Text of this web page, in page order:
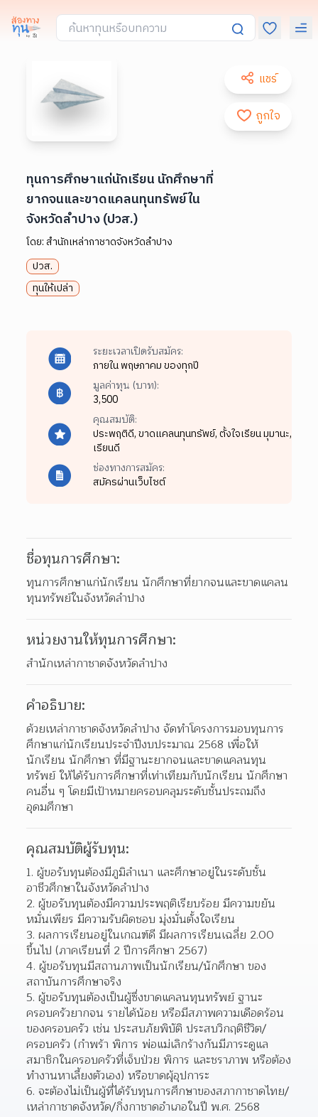
แชร์
ถูกใจ
ทุนการศึกษาแก่นักเรียน นักศึกษาที่
ยากจนและขาดแคลนทุนทรัพย์ใน
จังหวัดลำปาง (ปวส.)
โดย:สำนักเหล่ากาชาดจังหวัดลำปาง
ปวส.
ทุนให้เปล่า
ระยะเวลาเปิดรับสมัคร:
ภายใน พฤษภาคม ของทุกปี
มูลค่าทุน (บาท):
3,500
คุณสมบัติ:
ประพฤติดี,ขาดแคลนทุนทรัพย์,ตั้งใจเรียน มุมานะ,
เรียนดี
ช่องทางการสมัคร:
สมัครผ่านเว็บไซต์
ชื่อทุนการศึกษา:
ทุนการศึกษาแก่นักเรียน นักศึกษาที่ยากจนและขาดแคลน
ทุนทรัพย์ในจังหวัดลำปาง
หน่วยงานให้ทุนการศึกษา:
สำนักเหล่ากาชาดจังหวัดลำปาง
คำอธิบาย:
ด้วยเหล่ากาชาดจังหวัดลำปาง จัดทำโครงการมอบทุนการ
ศึกษาแก่นักเรียนประจำปีงบประมาณ 2568 เพื่อให้
นักเรียน นักศึกษา ที่มีฐานะยากจนและขาดแคลนทุน
ทรัพย์ ให้ได้รับการศึกษาที่เท่าเทียมกับนักเรียน นักศึกษา
คนอื่น ๆ โดยมีเป้าหมายครอบคลุมระดับชั้นประถมถึง
อุดมศึกษา
คุณสมบัติผู้รับทุน:
1. ผู้ขอรับทุนต้องมีภูมิลำเนา และศึกษาอยู่ในระดับชั้น
อาชีวศึกษาในจังหวัดลำปาง
2. ผู้ขอรับทุนต้องมีความประพฤติเรียบร้อย มีความขยัน
หมั่นเพียร มีความรับผิดชอบ มุ่งมั่นตั้งใจเรียน
3. ผลการเรียนอยู่ในเกณฑ์ดี มีผลการเรียนเฉลี่ย 2.00
ขึ้นไป (ภาคเรียนที่ 2 ปีการศึกษา 2567)
4. ผู้ขอรับทุนมีสถานภาพเป็นนักเรียน/นักศึกษา ของ
สถาบันการศึกษาจริง
5. ผู้ขอรับทุนต้องเป็นผู้ซึ่งขาดแคลนทุนทรัพย์ ฐานะ
ครอบครัวยากจน รายได้น้อย หรือมีสภาพความเดือดร้อน
ของครอบครัว เช่น ประสบภัยพิบัติ ประสบวิกฤติชีวิต/
ครอบครัว (กำพร้า พิการ พ่อแม่เลิกร้างกันมีภาระดูแล
สมาชิกในครอบครัวที่เจ็บป่วย พิการ และชราภาพ หรือต้อง
ทำงานหาเลี้ยงตัวเอง) หรือขาดผุ้อุปการะ
6. จะต้องไม่เป็นผู้ที่ได้รับทุนการศึกษาของสภากาชาดไทย/
เหล่ากาชาดจังหวัด/กิ่งกาชาดอำเภอในปี พ.ศ. 2568